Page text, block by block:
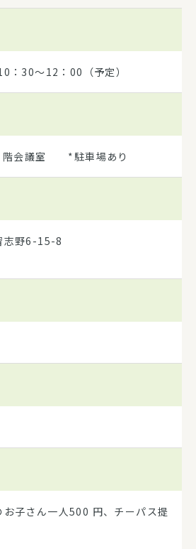
：30～12：00（予定）
階会議室 *駐車場あり
志野6-15-8
お子さん一人500 円、チーパス提